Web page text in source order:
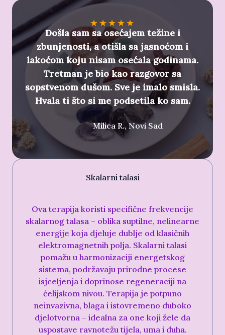
★★★★★
Došla sam sa osećajem težine i
zbunjenosti, a otišla sa jasnoćom i
lakoćom koju nisam osećala godinama.
Tretman je bio kao razgovor sa
sopstvenom dušom. Sve je imalo smisla.
Hvala ti što si me podsetila ko sam.
Milica R., Novi Sad
Milica R., Novi SadJames Oliver
Skalarni talasi
Ova terapija koristi specifične frekvencije
skalarnog talasa – oblika suptilne, nelinearne
energije koja djeluje dublje od klasičnih
elektromagnetnih polja. Skalarni talasi
pomažu u harmonizaciji energetskog
sistema, podržavaju prirodne procese
isjceljenja i doprinose regeneraciji na
ćelijskom nivou. Terapija je potpuno
neinvazivna, blaga i istovremeno duboko
djelotvorna – idealna za one koji žele da
uspostave ravnotežu tijela, uma i duha.